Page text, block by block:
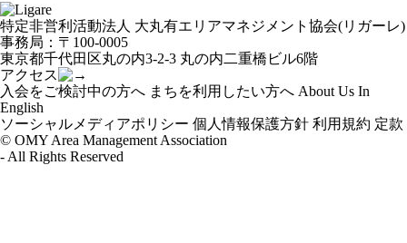
ビ
ゲ
ー
シ
ョ
ン
特定非営利活動法人 大丸有エリアマネジメント協会(リガーレ)
事務局：〒100-0005
東京都千代田区丸の内3-2-3 丸の内二重橋ビル6階
アクセス
入会をご検討中の方へ まちを利用したい方へ About Us In
English
ソーシャルメディアポリシー 個人情報保護方針 利用規約 定款
© OMY Area Management Association
- All Rights Reserved